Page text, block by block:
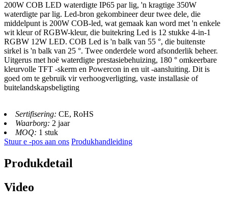
200W COB LED waterdigte IP65 par lig, 'n kragtige 350W
waterdigte par lig. Led-bron gekombineer deur twee dele, die
middelpunt is 200W COB-led, wat gemaak kan word met 'n enkele
wit kleur of RGBW-kleur, die buitekring Led is 12 stukke 4-in-1
RGBW 12W LED. COB Led is 'n balk van 55 °, die buitenste
sirkel is 'n balk van 25 °. Twee onderdele word afsonderlik beheer.
Uitgerus met hoë waterdigte prestasiebehuizing, 180 ° omkeerbare
kleurvolle TFT -skerm en Powercon in en uit -aansluiting. Dit is
goed om te gebruik vir verhoogverligting, vaste installasie of
buitelandskapsbeligting
Sertifisering: CE, RoHS
Waarborg: 2 jaar
MOQ: 1 stuk
Stuur e -pos aan ons Produkhandleiding
Produkdetail
Video